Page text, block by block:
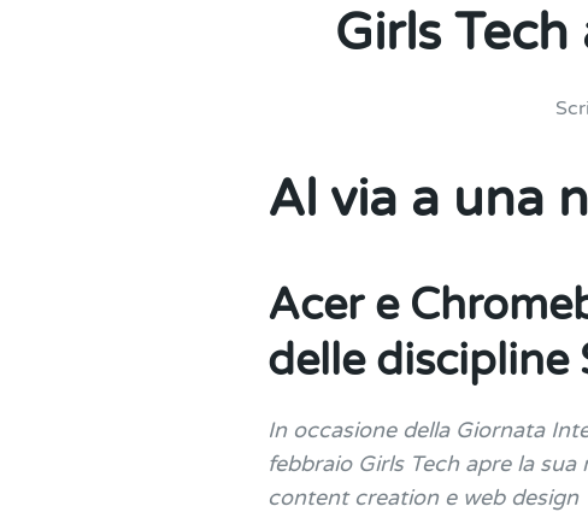
Girls
Al via a una
Acer e
delle discipline
In occasione della Giornata
febbraio Girls Tech apre la
content creation e web design